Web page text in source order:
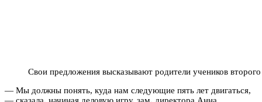
Свои предложения высказывают родители учеников второго
— Мы должны понять, куда нам следующие пять лет двигаться,